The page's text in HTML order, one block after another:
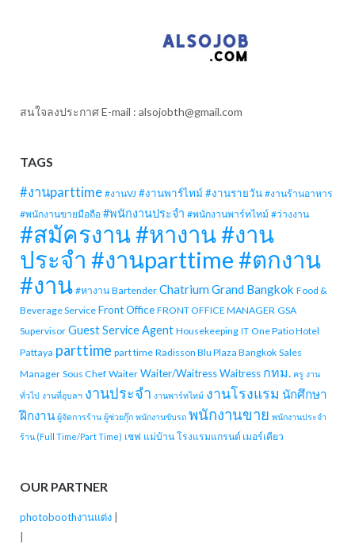
สนใจลงประกาศ E-mail : alsojobth@gmail.com
TAGS
#งานparttime #งานVJ #งานพาร์ไทม์ #งานรายวัน #งานร้านอาหาร
#พนักงานขายมือถือ #พนักงานประจำ #พนักงานพาร์ทไทม์ #ว่างงาน
#สมัครงาน #หางาน #งาน
ประจำ #งานparttime #ตกงาน
#งาน #หางาน Bartender Chatrium Grand Bangkok Food &
Beverage Service Front Office FRONT OFFICE MANAGER GSA
Supervisor Guest Service Agent Housekeeping IT One Patio Hotel
Pattaya parttime part time Radisson Blu Plaza Bangkok Sales
Manager Sous Chef Waiter Waiter/WaitressWaitress กทม. ครู งาน
ทั่วไป งานที่อุบลฯ งานประจำ งานพาร์ทไทม์ งานโรงแรม นักศึกษา
ฝึกงาน ผู้จัดการร้าน ผู้ช่วยกุ๊ก พนักงานขับรถ พนักงานขาย พนักงานประจำ
ร้าน (Full Time/Part Time) เชฟ แม่บ้าน โรงแรมแกรนด์ เมอร์เคียว
OUR PARTNER
photoboothงานแต่ง|